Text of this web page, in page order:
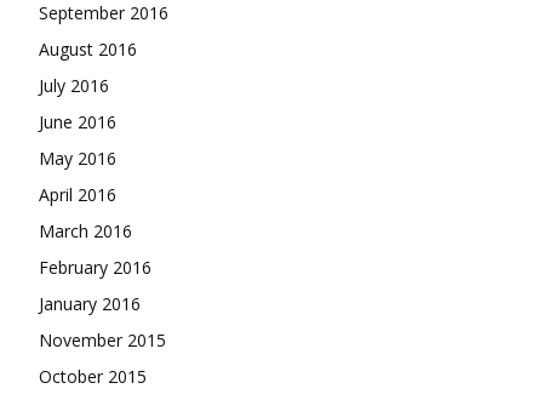
September 2016
August 2016
July 2016
June 2016
May 2016
April 2016
March 2016
February 2016
January 2016
November 2015
October 2015